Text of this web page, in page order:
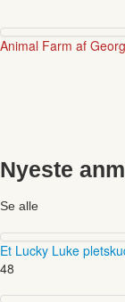
Animal Farm af
Nyeste
Se alle
Et Lucky Luke
48